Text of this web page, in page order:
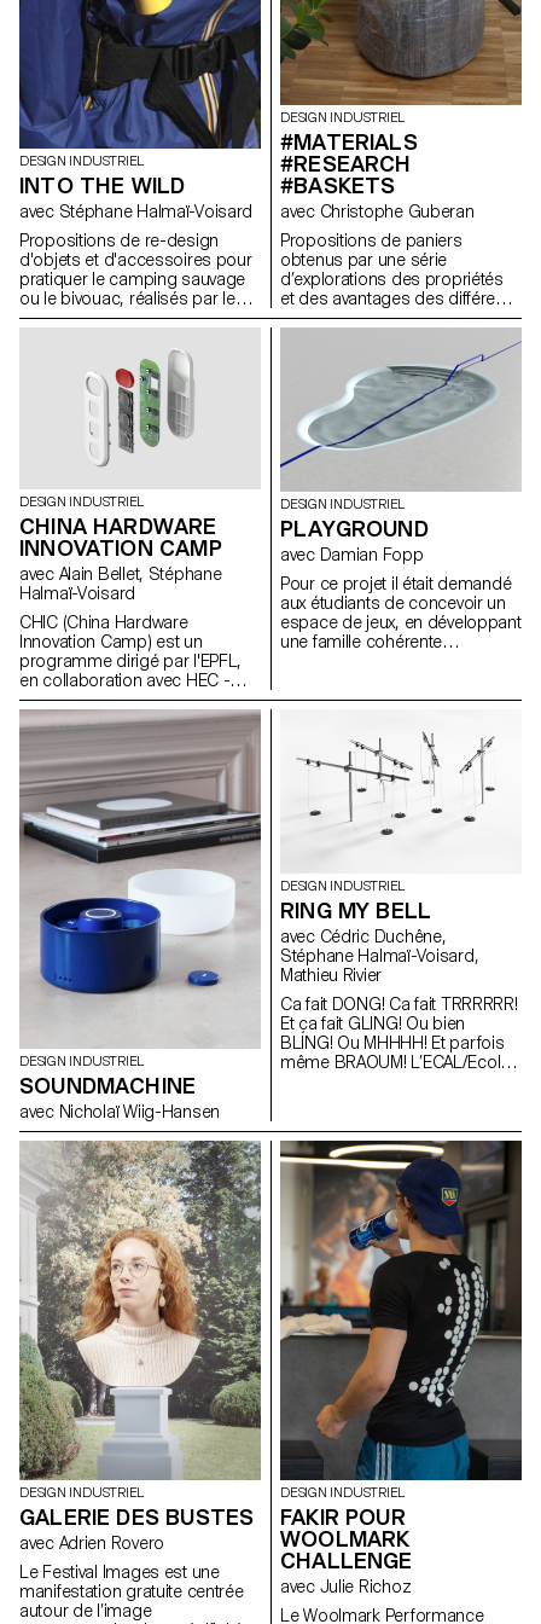
DESIGN INDUSTRIEL
INTO THE WILD
avec Stéphane Halmaï-Voisard
Propositions de re-design
d'objets et d'accessoires pour
pratiquer le camping sauvage
ou le bivouac, réalisés par les
étudiants de 1re année en
DESIGN INDUSTRIEL
#MATERIALS
#RESEARCH
#BASKETS
avec Christophe Guberan
Propositions de paniers
obtenus par une série
d’explorations des propriétés
et des avantages des différents
matériaux abordés, en
l’occurence : les métaux, le bois
et ses dérivés, les plastiques et
les textiles. Ce projet a été
réalisé par les étudiants de 1e
année en Bachelor Design
Industriel et de Produits.
DESIGN INDUSTRIEL
CHINA HARDWARE
INNOVATION CAMP
avec Alain Bellet, Stéphane
Halmaï-Voisard
CHIC (China Hardware
Innovation Camp) est un
programme dirigé par l'EPFL,
en collaboration avec HEC -
Lausanne et l'ECAL. En équipes
interdisciplinaires, les étudiants
des différentes institutions ont
9 mois pour créer un prototype
d'objet connecté. La phase
finale du programme emmène
les étudiants à Shenzhen puis
à Hong Kong afin de se
confronter aux enjeux
d'industrialisation, de
financement et aux réalités du
marché chinois.
DESIGN INDUSTRIEL
PLAYGROUND
avec Damian Fopp
Pour ce projet il était demandé
aux étudiants de concevoir un
espace de jeux, en développant
une famille cohérente
dans la région Lausannoise.
rechercher, identifier,
sélectionner, analyser et
documenter un site afin qu’il
s’intègre harmonieusement au
tissu urbain local.
DESIGN INDUSTRIEL
SOUNDMACHINE
avec Nicholaï Wiig-Hansen
DESIGN INDUSTRIEL
RING MY BELL
avec Cédric Duchêne,
Stéphane Halmaï-Voisard,
Mathieu Rivier
Ca fait DONG! Ca fait TRRRRRR!
Et ça fait GLING! Ou bien
BLING! Ou MHHHH! Et parfois
même BRAOUM! L’ECAL/Ecole
interactives développées par
les étudiants de 1re année en
Bachelor Design Industriel,
sous la direction conjointe de
Stéphane Halmaï-Voisard,
responsable du Bachelor
Design Industriel, et de Mathieu
Rivier, diplômé en Bachelor
Media & Interaction Design. Ce
projet s’inscrit dans le cadre de
l’exposition «Sound & Vision»
proposée en collaboration
avec l’EPFL+ECAL Lab pour la
première fois lors du Salon
international du meuble de
Milan 2019.
DESIGN INDUSTRIEL
GALERIE DES BUSTES
avec Adrien Rovero
Le Festival Images est une
manifestation gratuite centrée
autour de l’image
DESIGN INDUSTRIEL
FAKIR POUR
WOOLMARK
CHALLENGE
avec Julie Richoz
Le Woolmark Performance